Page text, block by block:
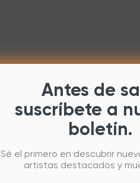
Antes de
suscríbete a
boletín.
Sé el primero en descubrir
artistas destacados y